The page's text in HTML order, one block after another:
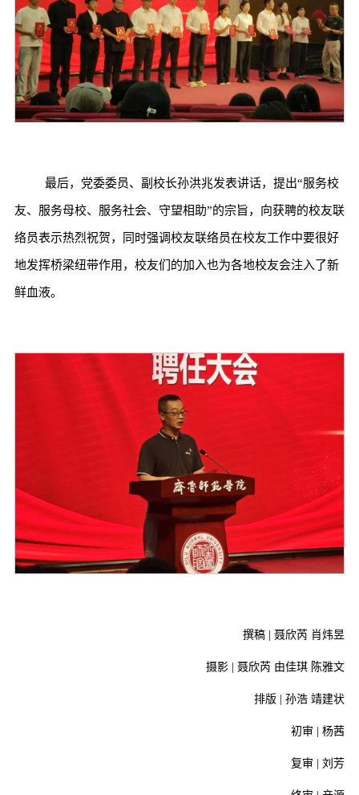
最后，党委委员、副校长孙洪兆发表讲话，提出“服务校
友、服务母校、服务社会、守望相助”的宗旨，向获聘的校友联
络员表示热烈祝贺，同时强调校友联络员在校友工作中要很好
地发挥桥梁纽带作用，校友们的加入也为各地校友会注入了新
鲜血液。
撰稿 |聂欣芮 肖炜昱
摄影 | 聂欣芮 由佳琪 陈雅文
排版 | 孙浩 靖建状
初审 | 杨茜
复审 | 刘芳